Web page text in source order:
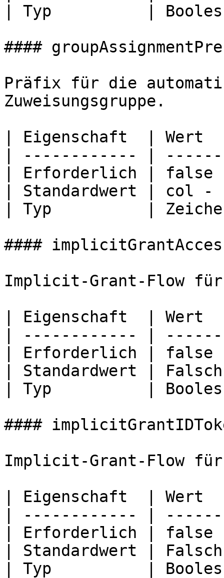
| Typ          |
####
Präfix für die
Zuweisungsgruppe.
| Eigenschaft  |
| ------------ |
| Erforderlich |
| Standardwert | col
| Typ          |
####
Implicit-Grant-Flow
| Eigenschaft  |
| ------------ |
| Erforderlich |
| Standardwert |
| Typ          |
####
Implicit-Grant-Flow
| Eigenschaft  |
| ------------ |
| Erforderlich |
| Standardwert |
| Typ          |